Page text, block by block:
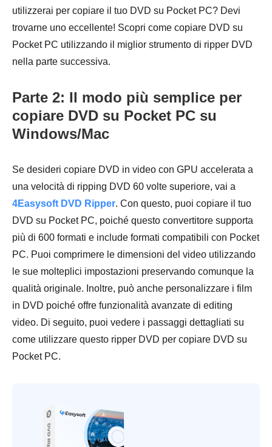
utilizzerai per copiare il tuo DVD su Pocket PC? Devi
trovarne uno eccellente! Scopri come copiare DVD su
Pocket PC utilizzando il miglior strumento di ripper DVD
nella parte successiva.
Parte 2: Il modo più semplice per
copiare DVD su Pocket PC su
Windows/Mac
Se desideri copiare DVD in video con GPU accelerata a
una velocità di ripping DVD 60 volte superiore, vai a
4Easysoft DVD Ripper. Con questo, puoi copiare il tuo
DVD su Pocket PC, poiché questo convertitore supporta
più di 600 formati e include formati compatibili con Pocket
PC. Puoi comprimere le dimensioni del video utilizzando
le sue molteplici impostazioni preservando comunque la
qualità originale. Inoltre, può anche personalizzare i film
in DVD poiché offre funzionalità avanzate di editing
video. Di seguito, puoi vedere i passaggi dettagliati su
come utilizzare questo ripper DVD per copiare DVD su
Pocket PC.